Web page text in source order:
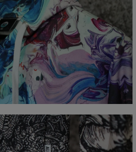
XS S M L XXL XXXL
65 67 69 71 73 75
77
48 51 54 57 60 63
66
61 62 63 64 65 66 67